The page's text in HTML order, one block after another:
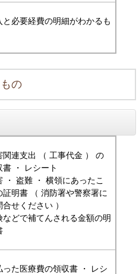
と必要経費の明細がわかるも
の
関連支出 （ 工事代金 ） の
書 ・ レシート
・ 盗難 ・ 横領にあったこ
証明書 （ 消防署や警察署に
合せください ）
などで補てんされる金額の明
った医療費の領収書 ・ レシ